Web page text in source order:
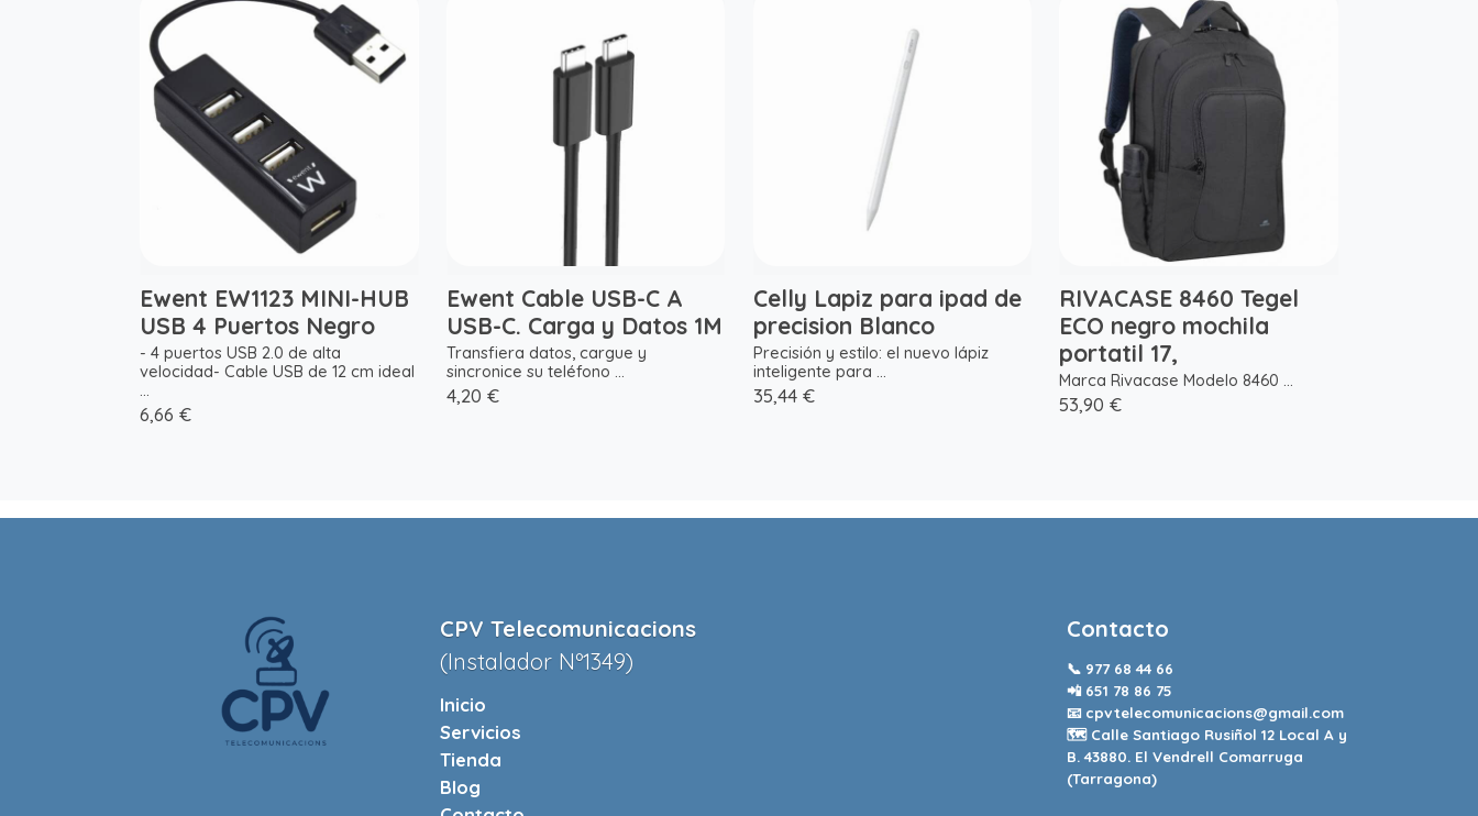
Ewent EW1123 MINI-HUB
USB 4 Puertos Negro
- 4 puertos USB 2.0 de alta
velocidad- Cable USB de 12 cm ideal
...
6,66 €
Ewent Cable USB-C A
USB-C. Carga y Datos 1M
Transfiera datos, cargue y
sincronice su teléfono ...
4,20 €
Celly Lapiz para ipad de
precision Blanco
Precisión y estilo: el nuevo lápiz
inteligente para ...
35,44 €
RIVACASE 8460 Tegel
ECO negro mochila
portatil 17,
Marca Rivacase Modelo 8460 ...
53,90 €
CPV Telecomunicacions
(Instalador Nº1349)
Inicio
Servicios
Tienda
Blog
Contacto
📞 977 68 44 66
📲 651 78 86 75
📧 cpvtelecomunicacions@gmail.com
🗺️ Calle Santiago Rusiñol 12 Local A y
B. 43880. El Vendrell Comarruga
(Tarragona)